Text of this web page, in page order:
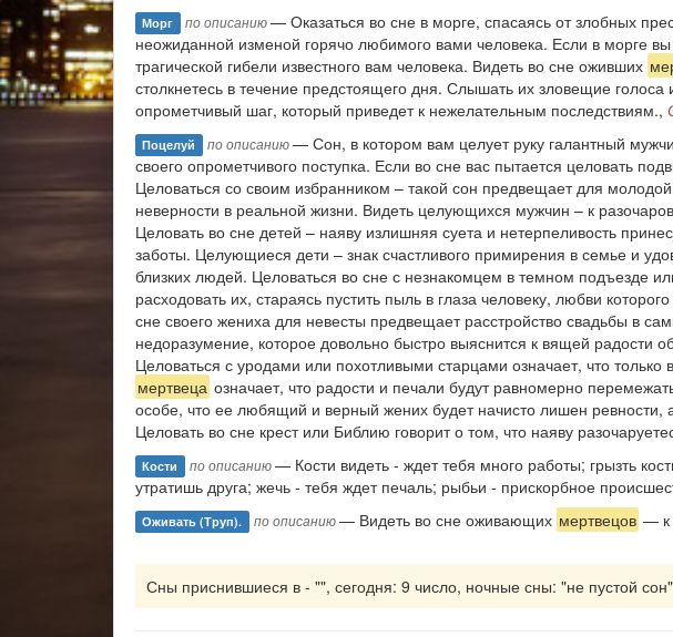
Морг по описанию— Оказаться во сне в морге, спасаясь от злобных
неожиданной изменой горячо любимого вами человека. Если в морге
трагической гибели известного вам человека. Видеть во сне оживших
столкнетесь в течение предстоящего дня. Слышать их зловещие
опрометчивый шаг, который приведет к нежелательным последствиям.,
Поцелуй по описанию— Сон, в котором вам целует руку галантный
своего опрометчивого поступка. Если во сне вас пытается целовать
Целоваться со своим избранником – такой сон предвещает для
неверности в реальной жизни. Видеть целующихся мужчин – к
Целовать во сне детей – наяву излишняя суета и нетерпеливость
заботы. Целующиеся дети – знак счастливого примирения в семье и
близких людей. Целоваться во сне с незнакомцем в темном подъезде
расходовать их, стараясь пустить пыль в глаза человеку, любви
сне своего жениха для невесты предвещает расстройство свадьбы в
недоразумение, которое довольно быстро выяснится к вящей радости
Целоваться с уродами или похотливыми старцами означает, что
мертвеца означает, что радости и печали будут равномерно
особе, что ее любящий и верный жених будет начисто лишен
Целовать во сне крест или Библию говорит о том, что наяву
Кости по описанию— Кости видеть - ждет тебя много работы; грызть
утратишь друга; жечь - тебя ждет печаль; рыбьи - прискорбное
Оживать (труп). по описанию— Видеть во сне оживающих мертвецов — к
Сны приснившиеся в - "", сегодня: 9 число, ночные сны: "не пустой